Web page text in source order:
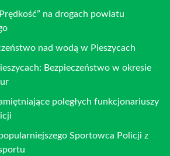
na drogach powiatu
nad wodą w Pieszycach
Bezpieczeństwo w okresie
poległych funkcjonariuszy
Sportowca Policji z